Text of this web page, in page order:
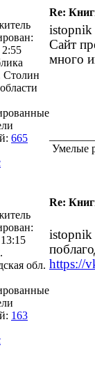
Re:
2:55
Столин
665
istopnik
Сайт
много
Умелые
Re:
обл.
163
istopnik
https://